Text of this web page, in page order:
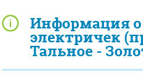
Информация
электричек
Тальное -